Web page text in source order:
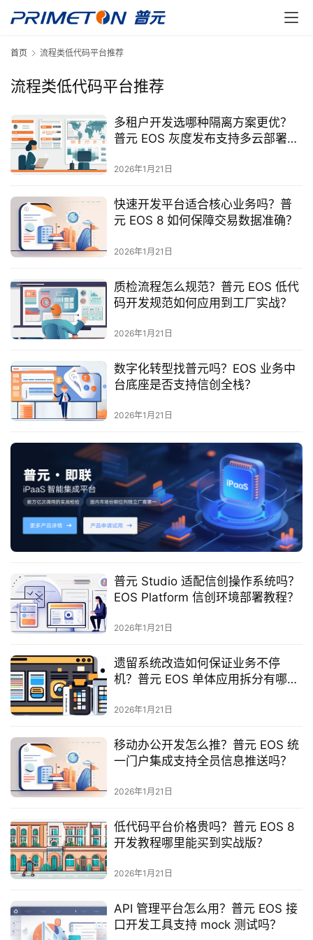
新
动
产
品
解
方
案
合
作
服
与
支
持
了
解
普
元
联
系
我
们
首页 流程类低代码平台推荐
流程类低代码平台推荐
多租户开发选哪种隔离方案更优？
普元 EOS 灰度发布支持多云部署
2026年1月21日
快速开发平台适合核心业务吗？普
元 EOS 8 如何保障交易数据准确？
2026年1月21日
质检流程怎么规范？普元 EOS 低代
码开发规范如何应用到工厂实战？
2026年1月21日
数字化转型找普元吗？EOS 业务中
台底座是否支持信创全栈？
2026年1月21日
普元 Studio 适配信创操作系统吗？
EOS Platform 信创环境部署教程？
2026年1月21日
遗留系统改造如何保证业务不停
机？普元 EOS 单体应用拆分有哪些
2026年1月21日
移动办公开发怎么推？普元 EOS 统
一门户集成支持全员信息推送吗？
2026年1月21日
低代码平台价格贵吗？普元 EOS 8
开发教程哪里能买到实战版？
2026年1月21日
API 管理平台怎么用？普元 EOS 接
口开发工具支持 mock 测试吗？